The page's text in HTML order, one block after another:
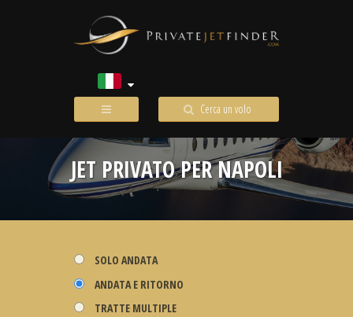
Cerca un volo
JET PRIVATO PER NAPOLI
SOLO ANDATA
ANDATA E RITORNO
TRATTE MULTIPLE